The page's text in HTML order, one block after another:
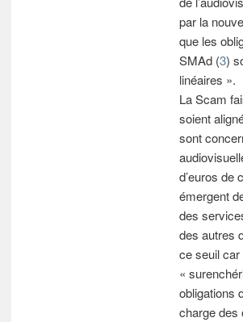
par la
que les
SMAd (3)
linéaires ».
La Scam
soient
sont
d’euros de
émergent
des
des autres
ce seuil
«
obligations
charge des